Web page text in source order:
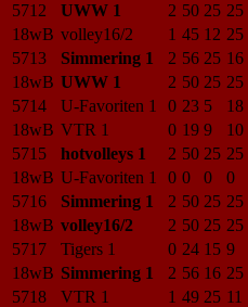
5712
UWW 1 2 50 25 25
18wB volley16/2 1 45 12 25
5713
Simmering 1 2 56 25 16
18wB UWW 1 2 50 25 25
5714
U-Favoriten 1 0 23 5
18
18wB VTR 1 0 19 9
10
5715
hotvolleys 1 2 50 25 25
18wB U-Favoriten 1 0 0 0
0
5716
Simmering 1 2 50 25 25
18wB volley16/2 2 50 25 25
5717
Tigers 1 0 24 15 9
18wB Simmering 1 2 56 16 25
5718
VTR 1 1 49 25 11